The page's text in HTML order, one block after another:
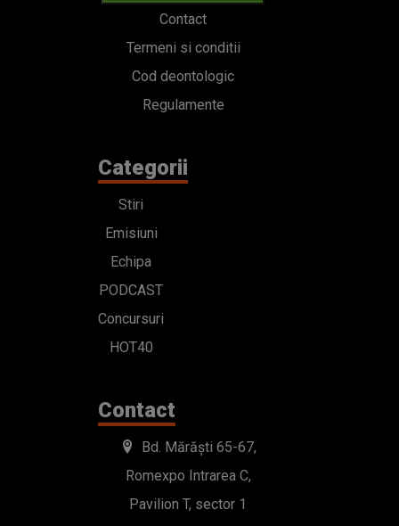
Contact
Termeni si conditii
Cod deontologic
Regulamente
Categorii
Stiri
Emisiuni
Echipa
PODCAST
Concursuri
HOT40
Contact
Bd. Mărăști 65-67,
Romexpo Intrarea C,
Pavilion T, sector 1